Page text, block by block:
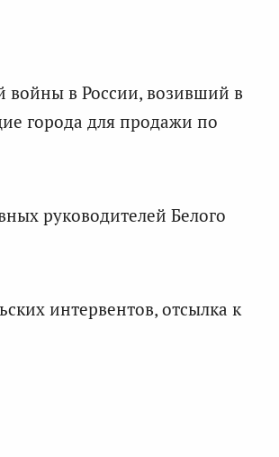
войны в России, возивший в
города для продажи по
руководителей Белого
интервентов, отсылка к